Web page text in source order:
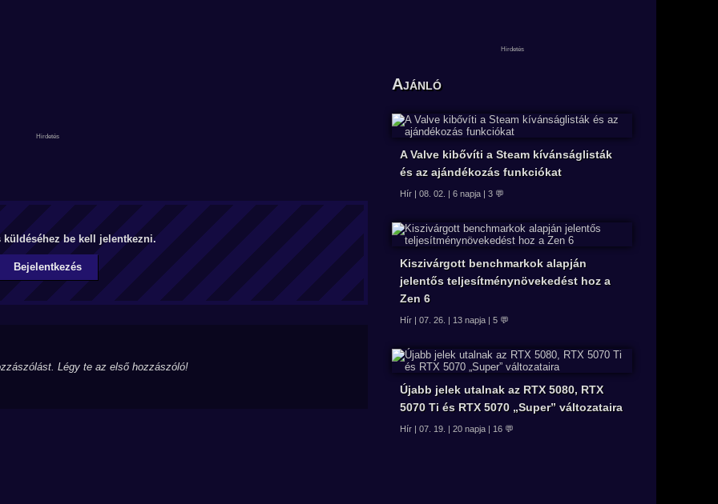
küldéséhez be kell jelentkezni.
Bejelentkezés
Légy te az első hozzászóló!
Ajánló
A Valve kibővíti a Steam kívánságlisták
és az ajándékozás funkciókat
Hír | 08. 02. | 6 napja | 3 💬
Kiszivárgott benchmarkok alapján
jelentős teljesítménynövekedést hoz a
Zen 6
Hír | 07. 26. | 13 napja | 5 💬
Újabb jelek utalnak az RTX 5080, RTX
5070 Ti és RTX 5070 „Super” változataira
Hír | 07. 19. | 20 napja | 16 💬